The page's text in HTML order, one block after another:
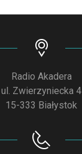
Radio Akadera
ul. Zwierzyniecka 4
15-333 Białystok